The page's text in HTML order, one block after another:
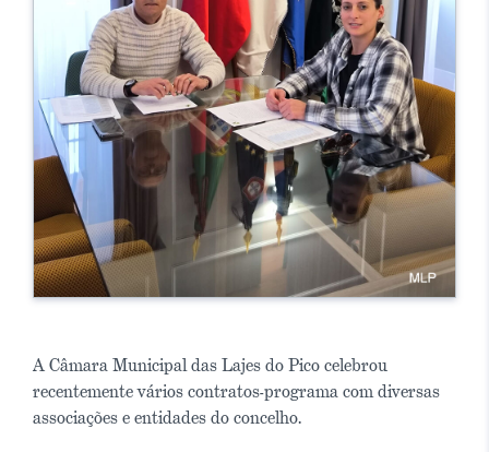
A Câmara Municipal das Lajes do Pico celebrou
recentemente vários contratos-programa com diversas
associações e entidades do concelho.